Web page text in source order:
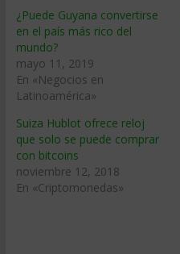
¿Puede Guyana convertirse
en el país más rico del
mundo?
mayo 11, 2019
En «Negocios en
Latinoamérica»
Suiza Hublot ofrece reloj
que solo se puede comprar
con bitcoins
noviembre 12, 2018
En «Criptomonedas»